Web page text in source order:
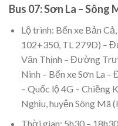
Bus 07: Sơn La – Sông
Lộ trình: Bến xe Bản
102+350, TL 279D) –
Văn Thịnh – Đường
Ninh – Bến xe Sơn La
– Quốc lộ 4G – Chiềng
Nghịu, huyện Sông Mã
Thời gian: 5h30 – 18h30